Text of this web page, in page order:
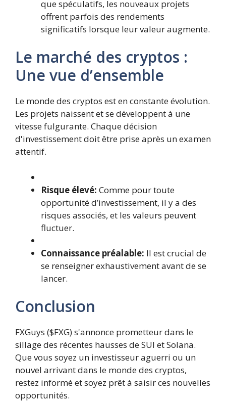
que spéculatifs, les nouveaux projets
offrent parfois des rendements
significatifs lorsque leur valeur augmente.
Le marché des cryptos :
Une vue d’ensemble
Le monde des cryptos est en constante évolution.
Les projets naissent et se développent à une
vitesse fulgurante. Chaque décision
d'investissement doit être prise après un examen
attentif.
Risque élevé: Comme pour toute
opportunité d’investissement, il y a des
risques associés, et les valeurs peuvent
fluctuer.
Connaissance préalable: Il est crucial de
se renseigner exhaustivement avant de se
lancer.
Conclusion
FXGuys ($FXG) s'annonce prometteur dans le
sillage des récentes hausses de SUI et Solana.
Que vous soyez un investisseur aguerri ou un
nouvel arrivant dans le monde des cryptos,
restez informé et soyez prêt à saisir ces nouvelles
opportunités.